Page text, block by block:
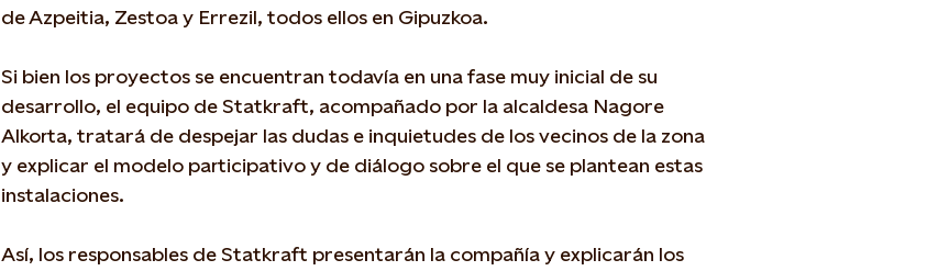
de Azpeitia, Zestoa y Errezil, todos ellos en Gipuzkoa.
Si bien los proyectos se encuentran todavía en una fase muy inicial de su
desarrollo, el equipo de Statkraft, acompañado por la alcaldesa Nagore
Alkorta, tratará de despejar las dudas e inquietudes de los vecinos de la zona
y explicar el modelo participativo y de diálogo sobre el que se plantean estas
instalaciones.
Así, los responsables de Statkraft presentarán la compañía y explicarán los